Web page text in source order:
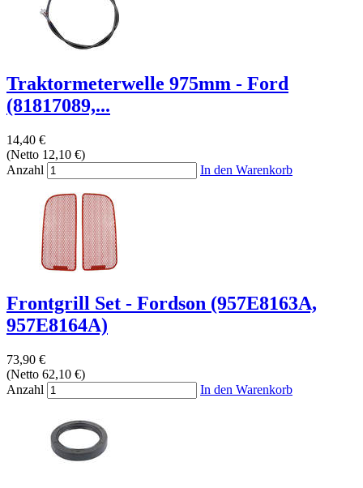
Traktormeterwelle 975mm - Ford
(81817089,...
14,40 €
(Netto 12,10 €)
Anzahl
In den Warenkorb
Frontgrill Set - Fordson (957E8163A,
957E8164A)
73,90 €
(Netto 62,10 €)
Anzahl
In den Warenkorb